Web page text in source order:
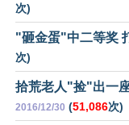
次)
"砸金蛋"中二等奖
次)
拾荒老人"捡"出一
2016/12/30 (51,086次)